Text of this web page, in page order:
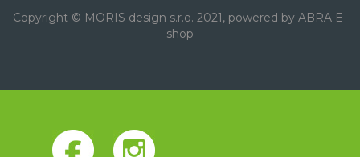
Copyright © MORIS design s.r.o. 2021, powered by ABRA E-
shop